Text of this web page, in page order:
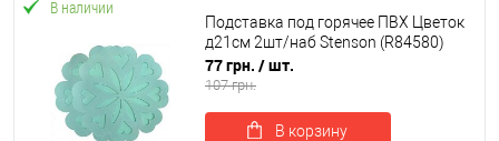
В наличии
Подставка под горячее ПВХ Цветок
д21см 2шт/наб Stenson (R84580)
77 грн. / шт.
107 грн.
В корзину